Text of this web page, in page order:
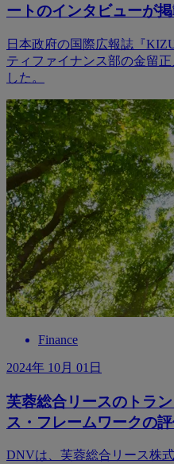
ートのインタビューが
日本政府の国際広報誌『
ティファイナンス部の金留
した。
Finance
2024年 10月 01日
芙蓉総合リースのトラ
ス・フレームワークの
DNVは、芙蓉総合リース株